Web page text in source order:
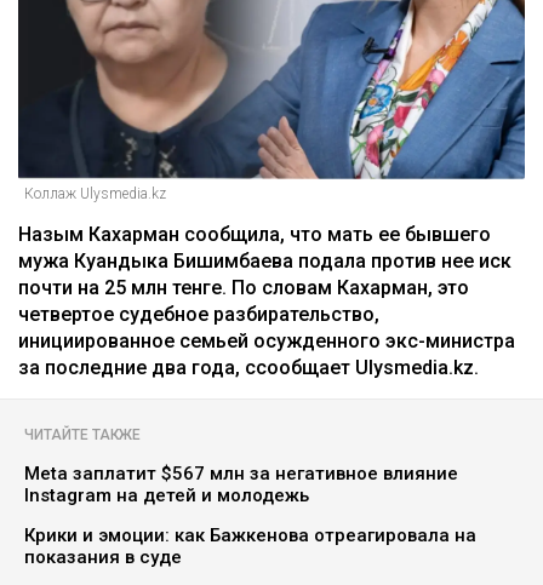
Коллаж Ulysmedia.kz
Назым Кахарман сообщила, что мать ее бывшего
мужа Куандыка Бишимбаева подала против нее иск
почти на 25 млн тенге. По словам Кахарман, это
четвертое судебное разбирательство,
инициированное семьей осужденного экс-министра
за последние два года, ссообщает Ulysmedia.kz.
ЧИТАЙТЕ ТАКЖЕ
Meta заплатит $567 млн за негативное влияние
Instagram на детей и молодежь
Крики и эмоции: как Бажкенова отреагировала на
показания в суде